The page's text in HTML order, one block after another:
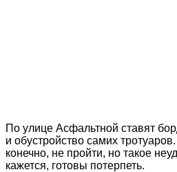
По улице Асфальтной ставят
и обустройство самих
конечно, не пройти, но такое
кажется, готовы потерпеть.